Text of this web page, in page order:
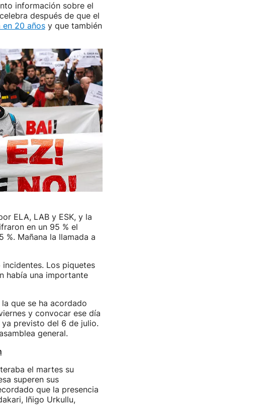
información sobre el
después de que el
en 20 añosy que también
ELA, LAB y ESK, y la
en un 95 % el
Mañana la llamada a
Los piquetes
había una importante
que se ha acordado
y convocar ese día
previsto del 6 de julio.
general.
el martes su
superen sus
que la presencia
Iñigo Urkullu,